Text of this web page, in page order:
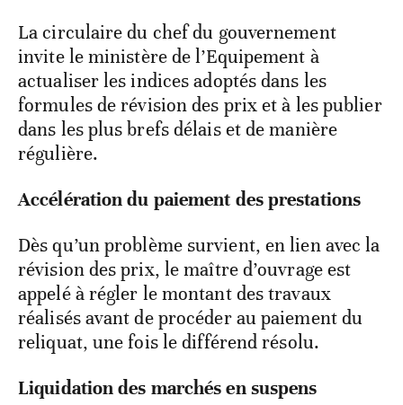
La circulaire du chef du gouvernement
invite le ministère de l’Equipement à
actualiser les indices adoptés dans les
formules de révision des prix et à les publier
dans les plus brefs délais et de manière
régulière.
Accélération du paiement des prestations
Dès qu’un problème survient, en lien avec la
révision des prix, le maître d’ouvrage est
appelé à régler le montant des travaux
réalisés avant de procéder au paiement du
reliquat, une fois le différend résolu.
Liquidation des marchés en suspens